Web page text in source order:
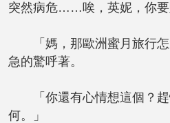
突然病危……唉，英妮，你要
「媽，那歐洲蜜月旅行怎
急的驚呼著。
「你還有心情想這個？趕
何。」